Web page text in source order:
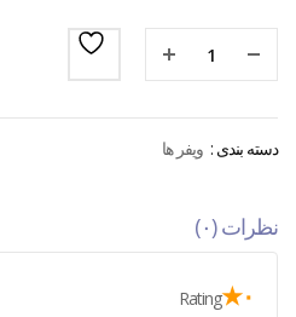
دسته بندی : ویفر ها
نظرات (۰)
۰★ Rating